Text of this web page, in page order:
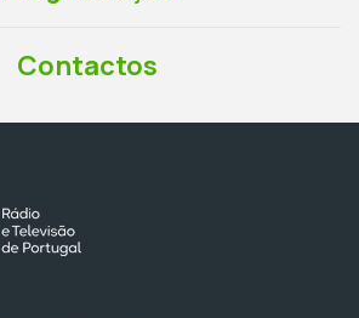
Contactos